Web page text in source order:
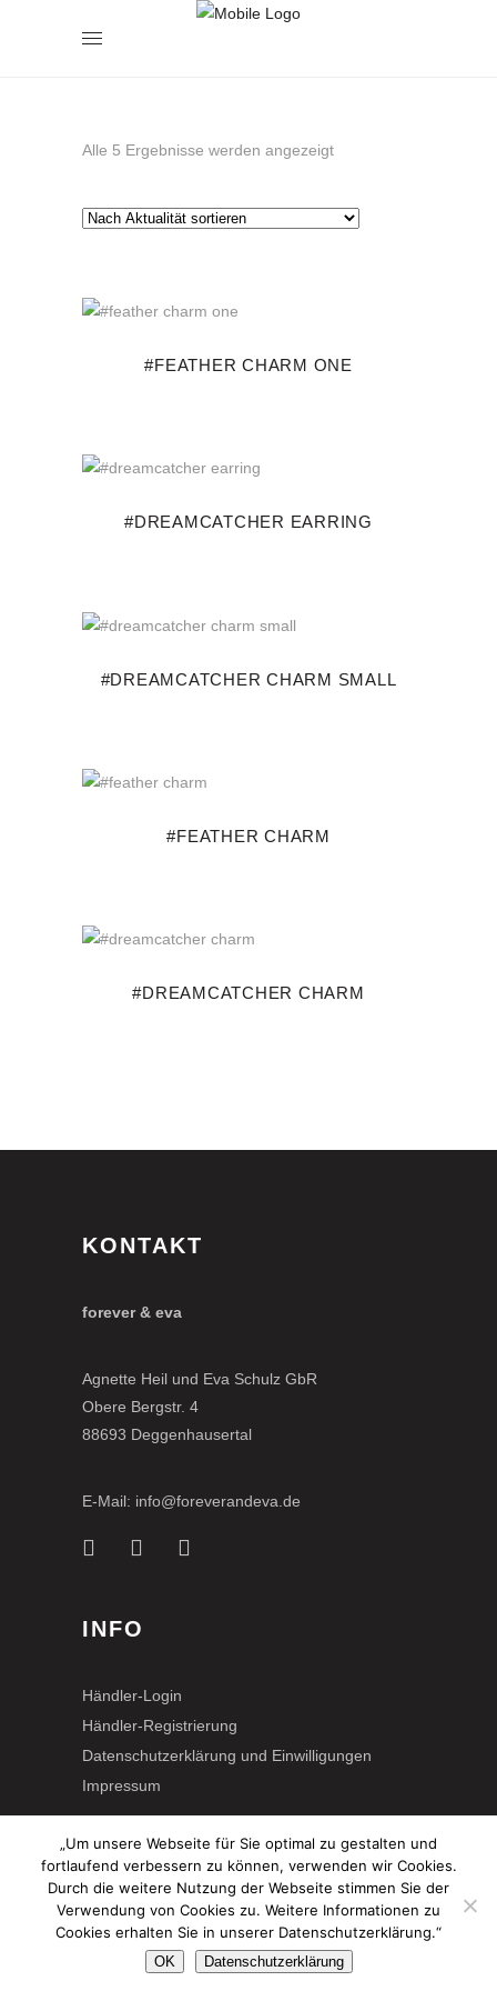
Alle 5 Ergebnisse werden angezeigtNach
#FEATHER CHARM ONE
#DREAMCATCHER EARRING
#DREAMCATCHER CHARM SMALL
#FEATHER CHARM
#DREAMCATCHER CHARM
KONTAKT
forever & eva
Agnette Heil und Eva Schulz GbR
Obere Bergstr. 4
88693 Deggenhausertal
E-Mail: info@foreverandeva.de
INFO
Händler-Login
Händler-Registrierung
Datenschutzerklärung und Einwilligungen
Impressum
© 2023 forever & eva
„Um unsere Webseite für Sie optimal zu gestalten und
fortlaufend verbessern zu können, verwenden wir Cookies.
Durch die weitere Nutzung der Webseite stimmen Sie der
Verwendung von Cookies zu. Weitere Informationen zu
Cookies erhalten Sie in unserer Datenschutzerklärung.“
OK Datenschutzerklärung